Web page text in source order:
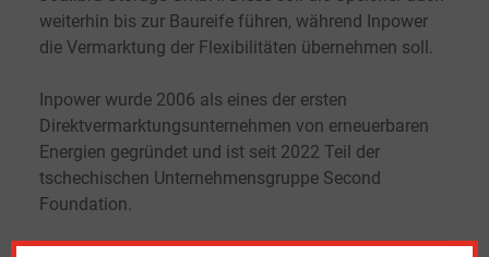
weiterhin bis zur Baureife führen, während Inpower
die Vermarktung der Flexibilitäten übernehmen soll.
Inpower wurde 2006 als eines der ersten
Direktvermarktungsunternehmen von erneuerbaren
Energien gegründet und ist seit 2022 Teil der
tschechischen Unternehmensgruppe Second
Foundation.